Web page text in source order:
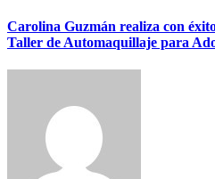
Carolina Guzmán realiza con
Taller de Automaquillaje para